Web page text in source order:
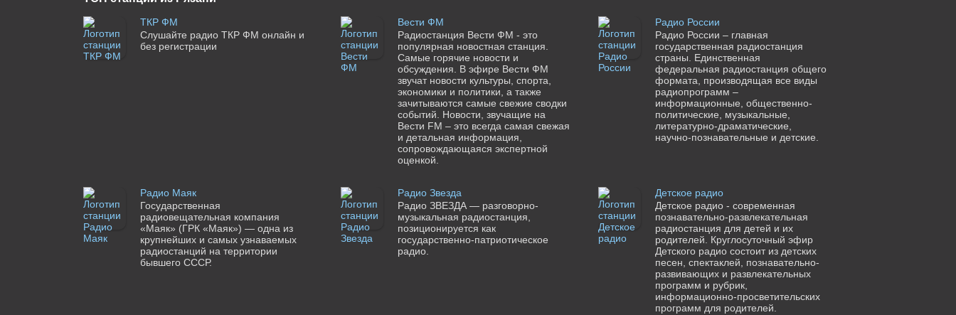
ТКР ФМ
Слушайте радио ТКР ФМ онлайн и
без регистрации
Вести ФМ
Радиостанция Вести ФМ - это
популярная новостная станция.
Самые горячие новости и
обсуждения. В эфире Вести ФМ
звучат новости культуры, спорта,
экономики и политики, а также
зачитываются самые свежие сводки
событий. Новости, звучащие на
Вести FM – это всегда самая свежая
и детальная информация,
сопровождающаяся экспертной
оценкой.
Радио России
Радио России – главная
государственная радиостанция
страны. Единственная
федеральная радиостанция общего
формата, производящая все виды
радиопрограмм –
информационные, общественно-
политические, музыкальные,
литературно-драматические,
научно-познавательные и детские.
Радио Маяк
Государственная
радиовещательная компания
«Маяк» (ГРК «Маяк») — одна из
крупнейших и самых узнаваемых
радиостанций на территории
бывшего СССР.
Радио Звезда
Радио ЗВЕЗДА — разговорно-
музыкальная радиостанция,
позиционируется как
государственно-патриотическое
радио.
Детское радио
Детское радио - современная
познавательно-развлекательная
радиостанция для детей и их
родителей. Круглосуточный эфир
Детского радио состоит из детских
песен, спектаклей, познавательно-
развивающих и развлекательных
программ и рубрик,
информационно-просветительских
программ для родителей.